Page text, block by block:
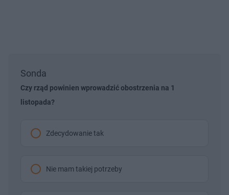
Sonda
Czy rząd powinien wprowadzić obostrzenia na 1
listopada?
Zdecydowanie tak
Nie mam takiej potrzeby